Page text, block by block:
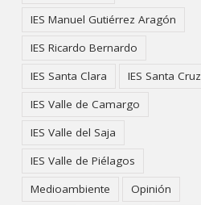
IES Manuel Gutiérrez Aragón
IES Ricardo Bernardo
IES Santa Clara
IES Santa Cruz
IES Valle de Camargo
IES Valle del Saja
IES Valle de Piélagos
Medioambiente
Opinión